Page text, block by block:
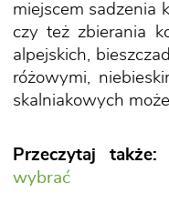
miejscem sadzenia
czy też zbierania
alpejskich,
różowymi,
skalniakowych
Przeczytaj także:
wybrać